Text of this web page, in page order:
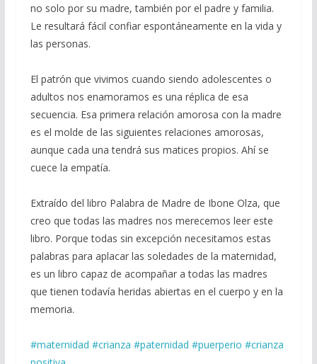
no solo por su madre, también por el padre y familia.
Le resultará fácil confiar espontáneamente en la vida y
las personas.
El patrón que vivimos cuando siendo adolescentes o
adultos nos enamoramos es una réplica de esa
secuencia. Esa primera relación amorosa con la madre
es el molde de las siguientes relaciones amorosas,
aunque cada una tendrá sus matices propios. Ahí se
cuece la empatía.
Extraído del libro Palabra de Madre de Ibone Olza, que
creo que todas las madres nos merecemos leer este
libro. Porque todas sin excepción necesitamos estas
palabras para aplacar las soledades de la maternidad,
es un libro capaz de acompañar a todas las madres
que tienen todavía heridas abiertas en el cuerpo y en la
memoria.
#maternidad #crianza #paternidad #puerperio #crianza